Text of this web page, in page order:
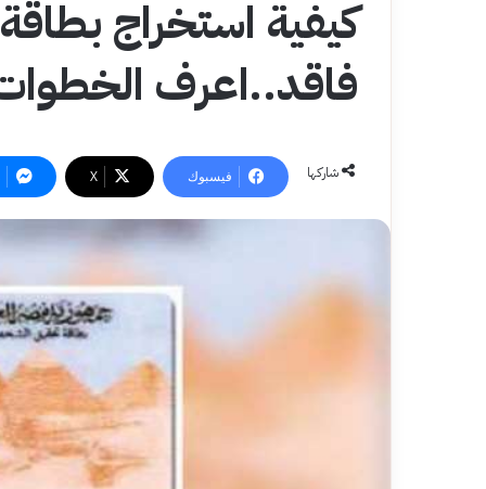
كيفية استخراج
فاقد..اعرف
شاركها فيسبوك ‫X